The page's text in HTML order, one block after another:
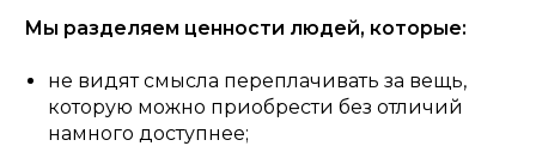
Мы разделяем ценности людей, которые:
не видят смысла переплачивать за вещь,
которую можно приобрести без отличий
намного доступнее;